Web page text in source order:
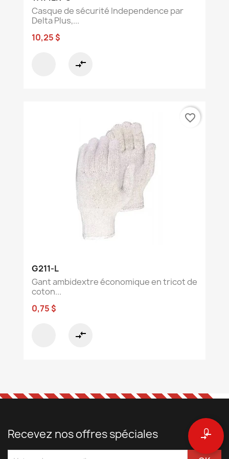
0
compare_arrows
Casque de sécurité Independence par
Delta Plus,...
10,25 $
compare_arrows
G211-L
Gant ambidextre économique en tricot de
coton...
0,75 $
compare_arrows
favorite_border
Recevez nos offres spéciales